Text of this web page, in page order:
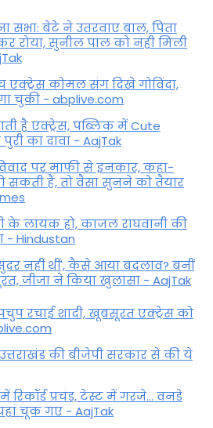
सभा: बेटे ने उतरवाए बाल, पिता
सुनील पाल को नही मिली
एक्ट्रेस कोमल संग दिखे गोविंदा,
चुकी - abplive.com
है एक्ट्रेस, पब्लिक में Cute
का दावा - AajTak
पर माफी से इनकार, कहा-
सकती हैं, तो वैसा सुनने को तैयार
लायक हो, काजल राघवानी की
- Hindustan
नहीं थीं', कैसे आया बदलाव? बनीं
जीजा ने किया खुलासा - AajTak
रचाई शादी, खूबसूरत एक्ट्रेस को
की बीजेपी सरकार से की ये
र‍िकॉर्ड प्रचंड, टेस्ट में गरजे... वनडे
चूक गए - AajTak